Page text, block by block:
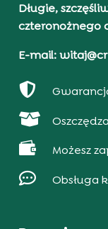
Długie,
czteronożnego
E-mail:


 Możesz
 Obsługa